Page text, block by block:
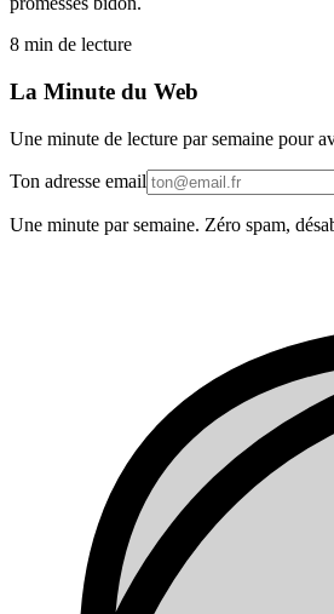
8 min de lecture
La Minute du Web
Une minute de lecture par semaine pour
Ton adresse email
Une minute par semaine. Zéro spam,